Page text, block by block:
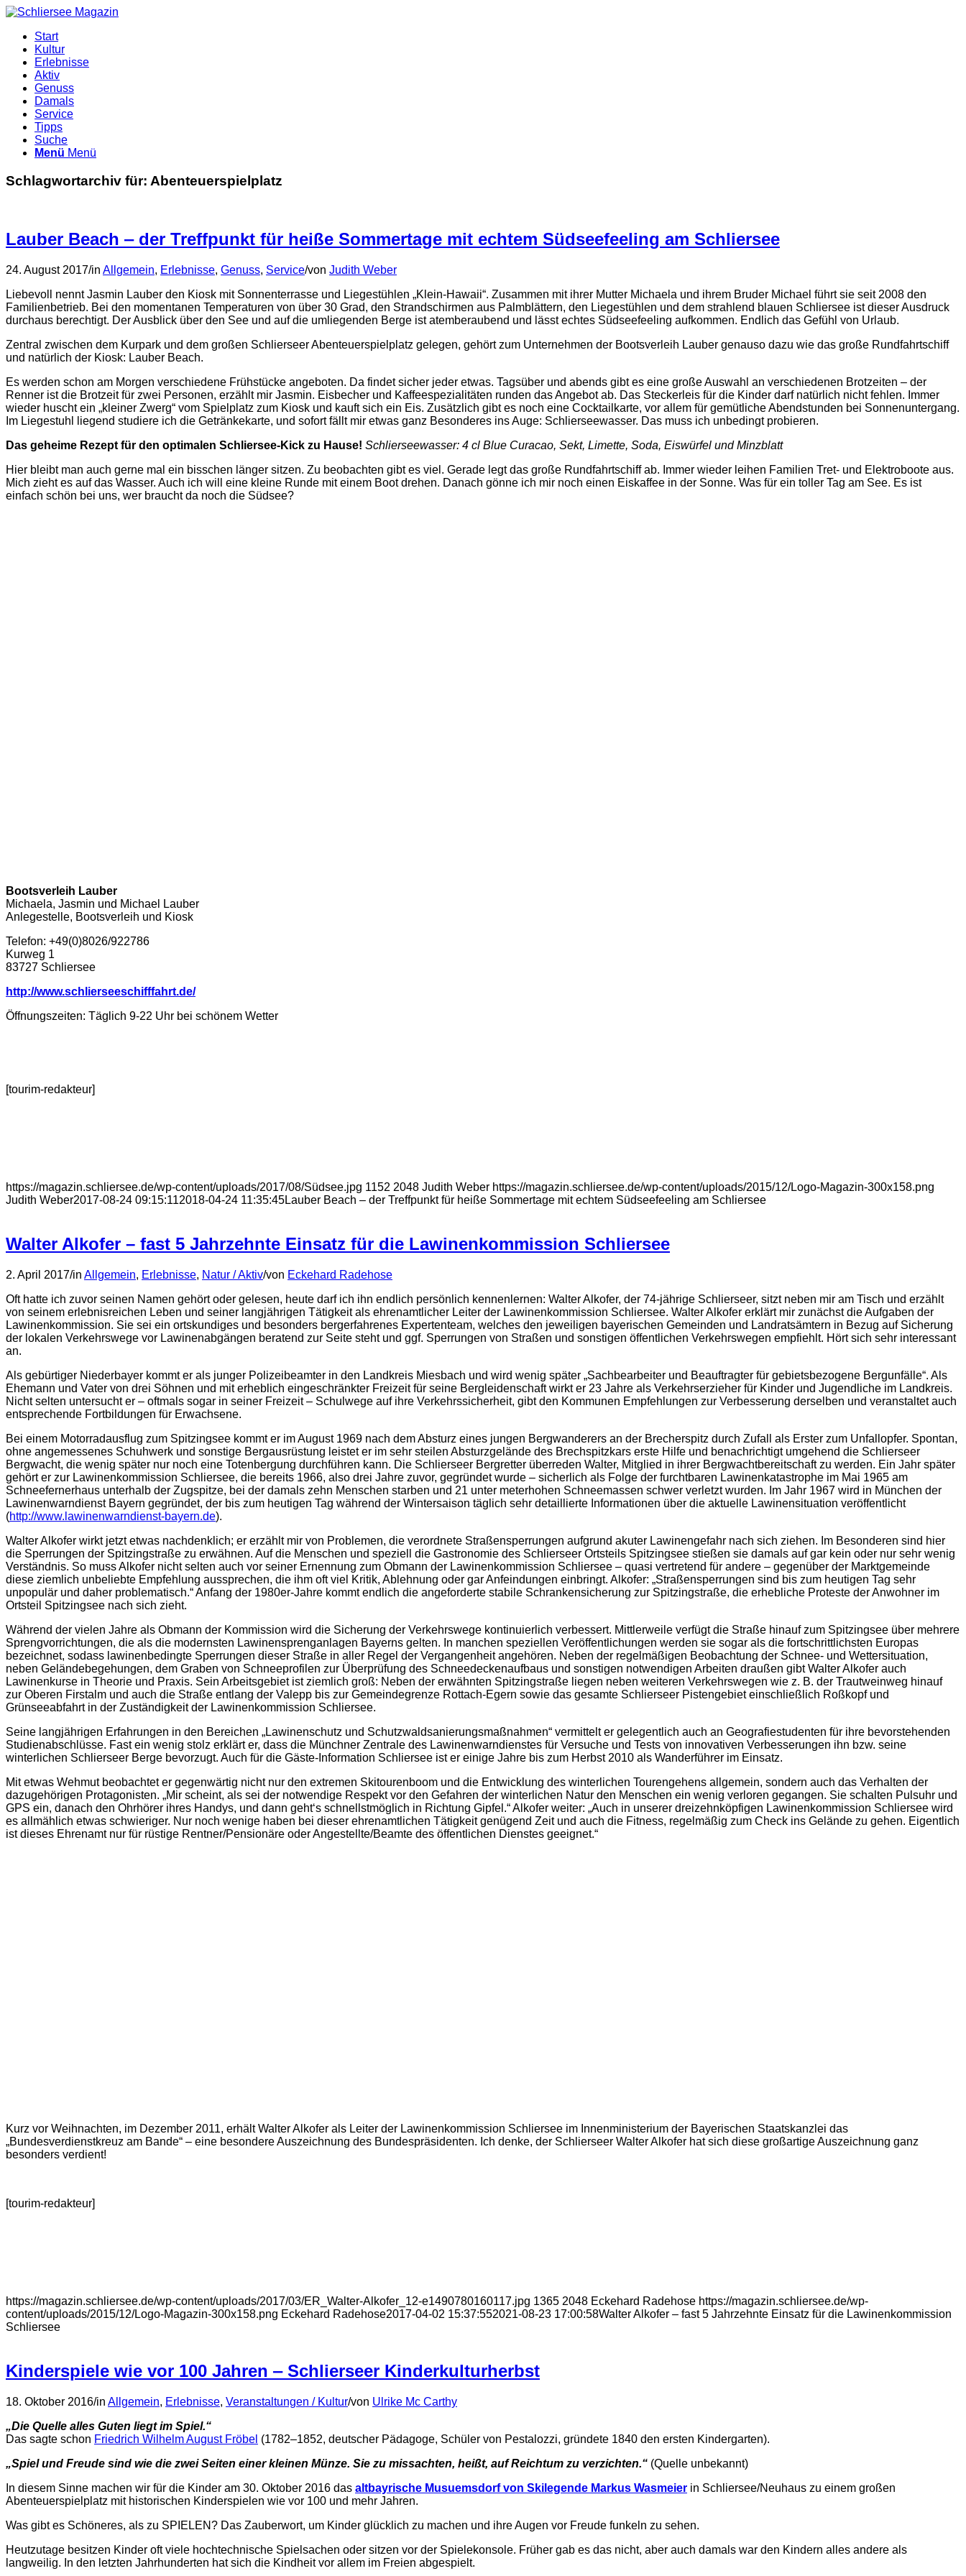
Start
Kultur
Erlebnisse
Aktiv
Genuss
Damals
Service
Tipps
Suche
Menü Menü
Schlagwortarchiv für: Abenteuerspielplatz
Lauber Beach ‒ der Treffpunkt für heiße Sommertage mit echtem Südseefeeling am Schliersee
24. August 2017/in Allgemein, Erlebnisse, Genuss, Service/von Judith Weber
Liebevoll nennt Jasmin Lauber den Kiosk mit Sonnenterrasse und Liegestühlen „Klein-Hawaii“. Zusammen mit ihrer Mutter Michaela und ihrem Bruder Michael führt sie seit 2008 den
Familienbetrieb. Bei den momentanen Temperaturen von über 30 Grad, den Strandschirmen aus Palmblättern, den Liegestühlen und dem strahlend blauen Schliersee ist dieser Ausdruck
durchaus berechtigt. Der Ausblick über den See und auf die umliegenden Berge ist atemberaubend und lässt echtes Südseefeeling aufkommen. Endlich das Gefühl von Urlaub.
Zentral zwischen dem Kurpark und dem großen Schlierseer Abenteuerspielplatz gelegen, gehört zum Unternehmen der Bootsverleih Lauber genauso dazu wie das große Rundfahrtschiff
und natürlich der Kiosk: Lauber Beach.
Es werden schon am Morgen verschiedene Frühstücke angeboten. Da findet sicher jeder etwas. Tagsüber und abends gibt es eine große Auswahl an verschiedenen Brotzeiten – der
Renner ist die Brotzeit für zwei Personen, erzählt mir Jasmin. Eisbecher und Kaffeespezialitäten runden das Angebot ab. Das Steckerleis für die Kinder darf natürlich nicht fehlen. Immer
wieder huscht ein „kleiner Zwerg“ vom Spielplatz zum Kiosk und kauft sich ein Eis. Zusätzlich gibt es noch eine Cocktailkarte, vor allem für gemütliche Abendstunden bei Sonnenuntergang.
Im Liegestuhl liegend studiere ich die Getränkekarte, und sofort fällt mir etwas ganz Besonderes ins Auge: Schlierseewasser. Das muss ich unbedingt probieren.
Das geheime Rezept für den optimalen Schliersee-Kick zu Hause! Schlierseewasser: 4 cl Blue Curacao, Sekt, Limette, Soda, Eiswürfel und Minzblatt
Hier bleibt man auch gerne mal ein bisschen länger sitzen. Zu beobachten gibt es viel. Gerade legt das große Rundfahrtschiff ab. Immer wieder leihen Familien Tret- und Elektroboote aus.
Mich zieht es auf das Wasser. Auch ich will eine kleine Runde mit einem Boot drehen. Danach gönne ich mir noch einen Eiskaffee in der Sonne. Was für ein toller Tag am See. Es ist
einfach schön bei uns, wer braucht da noch die Südsee?
Bootsverleih Lauber
Michaela, Jasmin und Michael Lauber
Anlegestelle, Bootsverleih und Kiosk
Telefon: +49(0)8026/922786
Kurweg 1
83727 Schliersee
http://www.schlierseeschifffahrt.de/
Öffnungszeiten: Täglich 9-22 Uhr bei schönem Wetter
[tourim-redakteur]
https://magazin.schliersee.de/wp-content/uploads/2017/08/Südsee.jpg 1152 2048 Judith Weber https://magazin.schliersee.de/wp-content/uploads/2015/12/Logo-Magazin-300x158.png
Judith Weber2017-08-24 09:15:112018-04-24 11:35:45Lauber Beach ‒ der Treffpunkt für heiße Sommertage mit echtem Südseefeeling am Schliersee
Walter Alkofer – fast 5 Jahrzehnte Einsatz für die Lawinenkommission Schliersee
2. April 2017/in Allgemein, Erlebnisse, Natur / Aktiv/von Eckehard Radehose
Oft hatte ich zuvor seinen Namen gehört oder gelesen, heute darf ich ihn endlich persönlich kennenlernen: Walter Alkofer, der 74-jährige Schlierseer, sitzt neben mir am Tisch und erzählt
von seinem erlebnisreichen Leben und seiner langjährigen Tätigkeit als ehrenamtlicher Leiter der Lawinenkommission Schliersee. Walter Alkofer erklärt mir zunächst die Aufgaben der
Lawinenkommission. Sie sei ein ortskundiges und besonders bergerfahrenes Expertenteam, welches den jeweiligen bayerischen Gemeinden und Landratsämtern in Bezug auf Sicherung
der lokalen Verkehrswege vor Lawinenabgängen beratend zur Seite steht und ggf. Sperrungen von Straßen und sonstigen öffentlichen Verkehrswegen empfiehlt. Hört sich sehr interessant
an.
Als gebürtiger Niederbayer kommt er als junger Polizeibeamter in den Landkreis Miesbach und wird wenig später „Sachbearbeiter und Beauftragter für gebietsbezogene Bergunfälle“. Als
Ehemann und Vater von drei Söhnen und mit erheblich eingeschränkter Freizeit für seine Bergleidenschaft wirkt er 23 Jahre als Verkehrserzieher für Kinder und Jugendliche im Landkreis.
Nicht selten untersucht er – oftmals sogar in seiner Freizeit ‒ Schulwege auf ihre Verkehrssicherheit, gibt den Kommunen Empfehlungen zur Verbesserung derselben und veranstaltet auch
entsprechende Fortbildungen für Erwachsene.
Bei einem Motorradausflug zum Spitzingsee kommt er im August 1969 nach dem Absturz eines jungen Bergwanderers an der Brecherspitz durch Zufall als Erster zum Unfallopfer. Spontan,
ohne angemessenes Schuhwerk und sonstige Bergausrüstung leistet er im sehr steilen Absturzgelände des Brechspitzkars erste Hilfe und benachrichtigt umgehend die Schlierseer
Bergwacht, die wenig später nur noch eine Totenbergung durchführen kann. Die Schlierseer Bergretter überreden Walter, Mitglied in ihrer Bergwachtbereitschaft zu werden. Ein Jahr später
gehört er zur Lawinenkommission Schliersee, die bereits 1966, also drei Jahre zuvor, gegründet wurde ‒ sicherlich als Folge der furchtbaren Lawinenkatastrophe im Mai 1965 am
Schneefernerhaus unterhalb der Zugspitze, bei der damals zehn Menschen starben und 21 unter meterhohen Schneemassen schwer verletzt wurden. Im Jahr 1967 wird in München der
Lawinenwarndienst Bayern gegründet, der bis zum heutigen Tag während der Wintersaison täglich sehr detaillierte Informationen über die aktuelle Lawinensituation veröffentlicht
(http://www.lawinenwarndienst-bayern.de).
Walter Alkofer wirkt jetzt etwas nachdenklich; er erzählt mir von Problemen, die verordnete Straßensperrungen aufgrund akuter Lawinengefahr nach sich ziehen. Im Besonderen sind hier
die Sperrungen der Spitzingstraße zu erwähnen. Auf die Menschen und speziell die Gastronomie des Schlierseer Ortsteils Spitzingsee stießen sie damals auf gar kein oder nur sehr wenig
Verständnis. So muss Alkofer nicht selten auch vor seiner Ernennung zum Obmann der Lawinenkommission Schliersee ‒ quasi vertretend für andere ‒ gegenüber der Marktgemeinde
diese ziemlich unbeliebte Empfehlung aussprechen, die ihm oft viel Kritik, Ablehnung oder gar Anfeindungen einbringt. Alkofer: „Straßensperrungen sind bis zum heutigen Tag sehr
unpopulär und daher problematisch.“ Anfang der 1980er-Jahre kommt endlich die angeforderte stabile Schrankensicherung zur Spitzingstraße, die erhebliche Proteste der Anwohner im
Ortsteil Spitzingsee nach sich zieht.
Während der vielen Jahre als Obmann der Kommission wird die Sicherung der Verkehrswege kontinuierlich verbessert. Mittlerweile verfügt die Straße hinauf zum Spitzingsee über mehrere
Sprengvorrichtungen, die als die modernsten Lawinensprenganlagen Bayerns gelten. In manchen speziellen Veröffentlichungen werden sie sogar als die fortschrittlichsten Europas
bezeichnet, sodass lawinenbedingte Sperrungen dieser Straße in aller Regel der Vergangenheit angehören. Neben der regelmäßigen Beobachtung der Schnee- und Wettersituation,
neben Geländebegehungen, dem Graben von Schneeprofilen zur Überprüfung des Schneedeckenaufbaus und sonstigen notwendigen Arbeiten draußen gibt Walter Alkofer auch
Lawinenkurse in Theorie und Praxis. Sein Arbeitsgebiet ist ziemlich groß: Neben der erwähnten Spitzingstraße liegen neben weiteren Verkehrswegen wie z. B. der Trautweinweg hinauf
zur Oberen Firstalm und auch die Straße entlang der Valepp bis zur Gemeindegrenze Rottach-Egern sowie das gesamte Schlierseer Pistengebiet einschließlich Roßkopf und
Grünseeabfahrt in der Zuständigkeit der Lawinenkommission Schliersee.
Seine langjährigen Erfahrungen in den Bereichen „Lawinenschutz und Schutzwaldsanierungsmaßnahmen“ vermittelt er gelegentlich auch an Geografiestudenten für ihre bevorstehenden
Studienabschlüsse. Fast ein wenig stolz erklärt er, dass die Münchner Zentrale des Lawinenwarndienstes für Versuche und Tests von innovativen Verbesserungen ihn bzw. seine
winterlichen Schlierseer Berge bevorzugt. Auch für die Gäste-Information Schliersee ist er einige Jahre bis zum Herbst 2010 als Wanderführer im Einsatz.
Mit etwas Wehmut beobachtet er gegenwärtig nicht nur den extremen Skitourenboom und die Entwicklung des winterlichen Tourengehens allgemein, sondern auch das Verhalten der
dazugehörigen Protagonisten. „Mir scheint, als sei der notwendige Respekt vor den Gefahren der winterlichen Natur den Menschen ein wenig verloren gegangen. Sie schalten Pulsuhr und
GPS ein, danach den Ohrhörer ihres Handys, und dann geht‘s schnellstmöglich in Richtung Gipfel.“ Alkofer weiter: „Auch in unserer dreizehnköpfigen Lawinenkommission Schliersee wird
es allmählich etwas schwieriger. Nur noch wenige haben bei dieser ehrenamtlichen Tätigkeit genügend Zeit und auch die Fitness, regelmäßig zum Check ins Gelände zu gehen. Eigentlich
ist dieses Ehrenamt nur für rüstige Rentner/Pensionäre oder Angestellte/Beamte des öffentlichen Dienstes geeignet.“
Kurz vor Weihnachten, im Dezember 2011, erhält Walter Alkofer als Leiter der Lawinenkommission Schliersee im Innenministerium der Bayerischen Staatskanzlei das
„Bundesverdienstkreuz am Bande“ – eine besondere Auszeichnung des Bundespräsidenten. Ich denke, der Schlierseer Walter Alkofer hat sich diese großartige Auszeichnung ganz
besonders verdient!
[tourim-redakteur]
https://magazin.schliersee.de/wp-content/uploads/2017/03/ER_Walter-Alkofer_12-e1490780160117.jpg 1365 2048 Eckehard Radehose https://magazin.schliersee.de/wp-
content/uploads/2015/12/Logo-Magazin-300x158.png Eckehard Radehose2017-04-02 15:37:552021-08-23 17:00:58Walter Alkofer – fast 5 Jahrzehnte Einsatz für die Lawinenkommission
Schliersee
Kinderspiele wie vor 100 Jahren ‒ Schlierseer Kinderkulturherbst
18. Oktober 2016/in Allgemein, Erlebnisse, Veranstaltungen / Kultur/von Ulrike Mc Carthy
„Die Quelle alles Guten liegt im Spiel.“
Das sagte schon Friedrich Wilhelm August Fröbel (1782‒1852, deutscher Pädagoge, Schüler von Pestalozzi, gründete 1840 den ersten Kindergarten).
„Spiel und Freude sind wie die zwei Seiten einer kleinen Münze. Sie zu missachten, heißt, auf Reichtum zu verzichten.“ (Quelle unbekannt)
In diesem Sinne machen wir für die Kinder am 30. Oktober 2016 das altbayrische Musuemsdorf von Skilegende Markus Wasmeier in Schliersee/Neuhaus zu einem großen
Abenteuerspielplatz mit historischen Kinderspielen wie vor 100 und mehr Jahren.
Was gibt es Schöneres, als zu SPIELEN? Das Zauberwort, um Kinder glücklich zu machen und ihre Augen vor Freude funkeln zu sehen.
Heutzutage besitzen Kinder oft viele hochtechnische Spielsachen oder sitzen vor der Spielekonsole. Früher gab es das nicht, aber auch damals war den Kindern alles andere als
langweilig. In den letzten Jahrhunderten hat sich die Kindheit vor allem im Freien abgespielt.